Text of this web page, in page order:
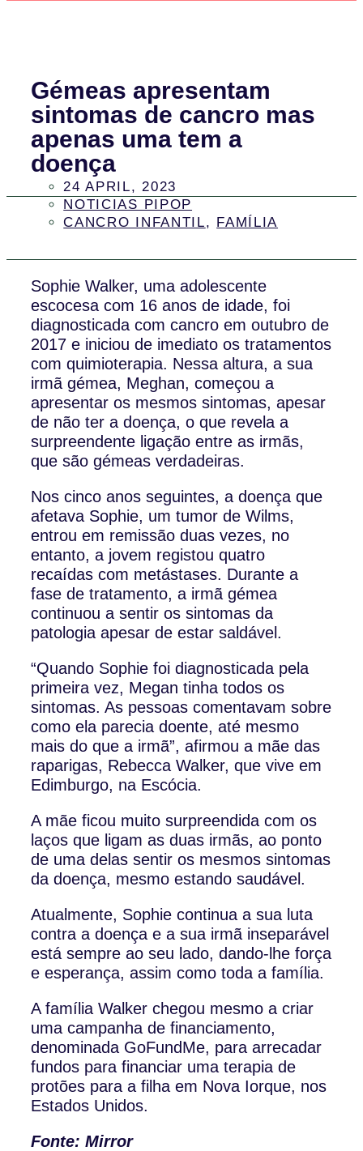
Gémeas apresentam
sintomas de cancro mas
apenas uma tem a
doença
24 APRIL, 2023
NOTICIAS PIPOP
CANCRO INFANTIL, FAMÍLIA
Sophie Walker, uma adolescente
escocesa com 16 anos de idade, foi
diagnosticada com cancro em outubro de
2017 e iniciou de imediato os tratamentos
com quimioterapia. Nessa altura, a sua
irmã gémea, Meghan, começou a
apresentar os mesmos sintomas, apesar
de não ter a doença, o que revela a
surpreendente ligação entre as irmãs,
que são gémeas verdadeiras.
Nos cinco anos seguintes, a doença que
afetava Sophie, um tumor de Wilms,
entrou em remissão duas vezes, no
entanto, a jovem registou quatro
recaídas com metástases. Durante a
fase de tratamento, a irmã gémea
continuou a sentir os sintomas da
patologia apesar de estar saldável.
“Quando Sophie foi diagnosticada pela
primeira vez, Megan tinha todos os
sintomas. As pessoas comentavam sobre
como ela parecia doente, até mesmo
mais do que a irmã”, afirmou a mãe das
raparigas, Rebecca Walker, que vive em
Edimburgo, na Escócia.
A mãe ficou muito surpreendida com os
laços que ligam as duas irmãs, ao ponto
de uma delas sentir os mesmos sintomas
da doença, mesmo estando saudável.
Atualmente, Sophie continua a sua luta
contra a doença e a sua irmã inseparável
está sempre ao seu lado, dando-lhe força
e esperança, assim como toda a família.
A família Walker chegou mesmo a criar
uma campanha de financiamento,
denominada GoFundMe, para arrecadar
fundos para financiar uma terapia de
protões para a filha em Nova Iorque, nos
Estados Unidos.
Fonte: Mirror